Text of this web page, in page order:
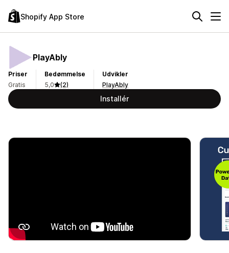
Shopify App Store
PlayAbly
Priser
Gratis
Bedømmelse
5,0
(2)
Udvikler
PlayAbly
Installér